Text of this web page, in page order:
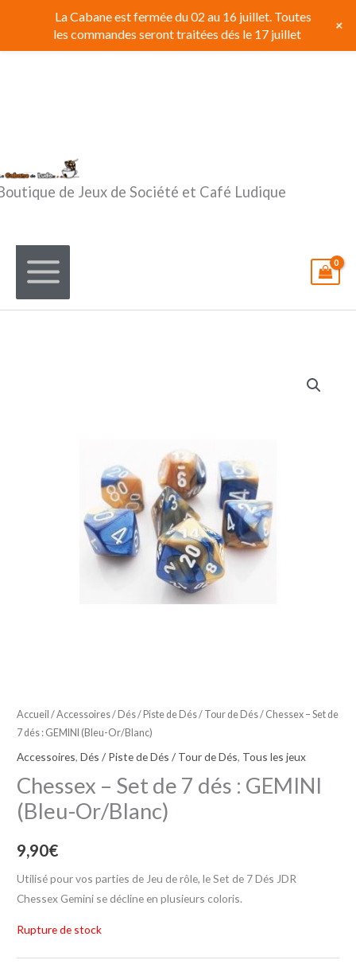
contenu
de Jeux de Société et Café Ludique
Accueil /Accessoires/ Dés / Piste de Dés / Tour de Dés/ Chessex – Set de
7 dés : GEMINI (Bleu-Or/Blanc)
Accessoires,Dés / Piste de Dés / Tour de Dés, Tous les jeux
Chessex – Set de 7 dés : GEMINI
(Bleu-Or/Blanc)
9,90€
Utilisé pour vos parties de Jeu de rôle, le Set de 7 Dés JDR
Chessex Gemini se décline en plusieurs coloris.
Rupture de stock
La Cabane est fermée du 02 au 16 juillet. Toutes
les commandes seront traitées dés le 17 juillet
+